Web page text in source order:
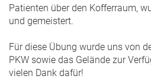
Patienten über den Kofferraum,
und gemeistert.
Für diese Übung wurde uns von
PKW sowie das Gelände zur
vielen Dank dafür!